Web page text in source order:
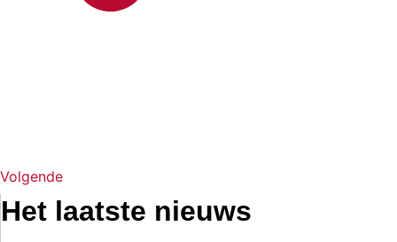
Volgende
Het laatste nieuws